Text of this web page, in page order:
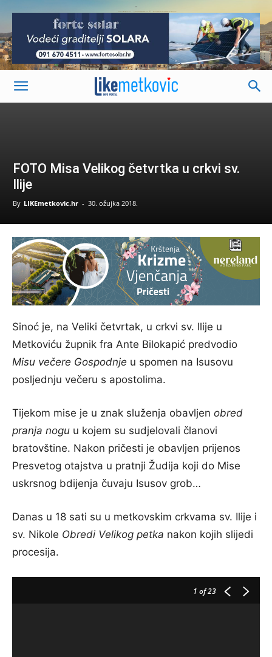
-
FOTO Misa Velikog četvrtka u crkvi sv.
Ilije
By LIKEmetkovic.hr - 30. ožujka 2018.
Sinoć je, na Veliki četvrtak, u crkvi sv. Ilije u
Metkoviću župnik fra Ante Bilokapić predvodio
Misu večere Gospodnje u spomen na Isusovu
posljednju večeru s apostolima.
Tijekom mise je u znak služenja obavljen obred
pranja nogu u kojem su sudjelovali članovi
bratovštine. Nakon pričesti je obavljen prijenos
Presvetog otajstva u pratnji Žudija koji do Mise
uskrsnog bdijenja čuvaju Isusov grob…
Danas u 18 sati su u metkovskim crkvama sv. Ilije i
sv. Nikole Obredi Velikog petka nakon kojih slijedi
procesija.
1 of 23